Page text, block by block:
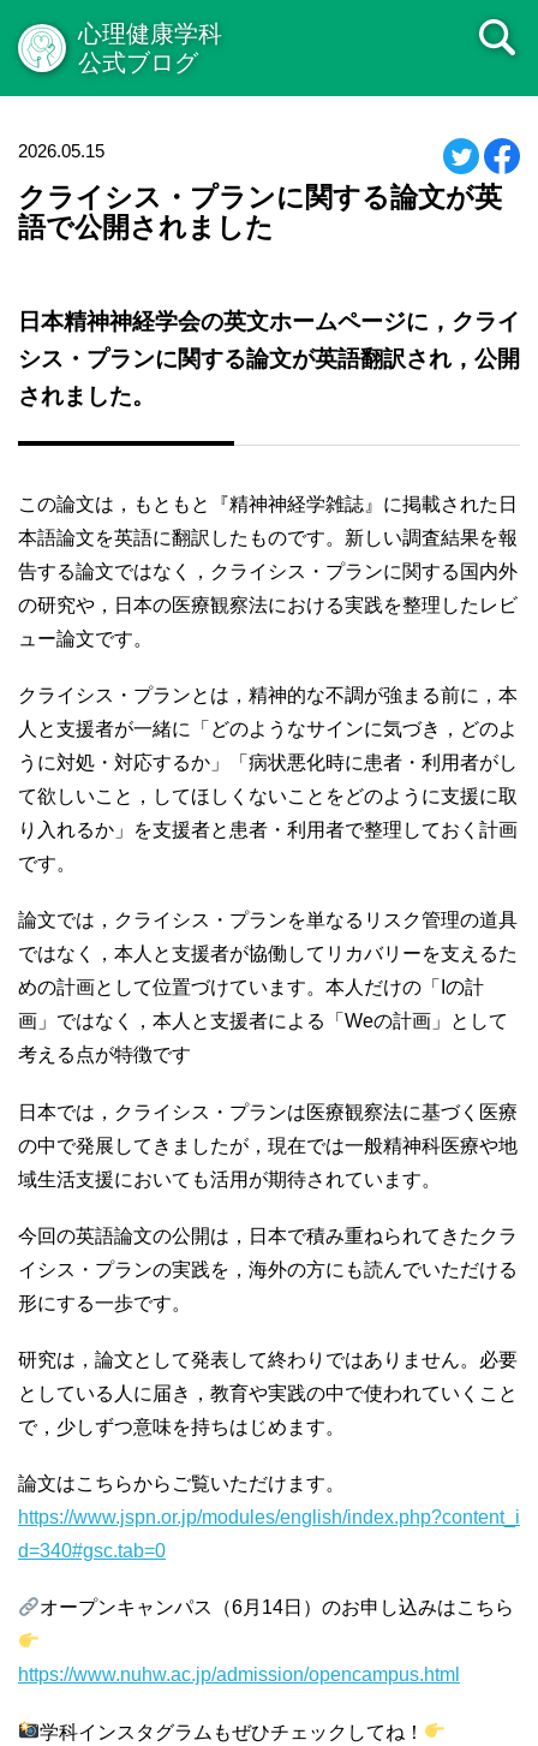
心理健康学科
公式ブログ
2026.05.15
クライシス・プランに関する論文が英
語で公開されました
日本精神神経学会の英文ホームページに，クライ
シス・プランに関する論文が英語翻訳され，公開
されました。
この論文は，もともと『精神神経学雑誌』に掲載された日
本語論文を英語に翻訳したものです。新しい調査結果を報
告する論文ではなく，クライシス・プランに関する国内外
の研究や，日本の医療観察法における実践を整理したレビ
ュー論文です。
クライシス・プランとは，精神的な不調が強まる前に，本
人と支援者が一緒に「どのようなサインに気づき，どのよ
うに対処・対応するか」「病状悪化時に患者・利用者がし
て欲しいこと，してほしくないことをどのように支援に取
り入れるか」を支援者と患者・利用者で整理しておく計画
です。
論文では，クライシス・プランを単なるリスク管理の道具
ではなく，本人と支援者が協働してリカバリーを支えるた
めの計画として位置づけています。本人だけの「Iの計
画」ではなく，本人と支援者による「Weの計画」として
考える点が特徴です
日本では，クライシス・プランは医療観察法に基づく医療
の中で発展してきましたが，現在では一般精神科医療や地
域生活支援においても活用が期待されています。
今回の英語論文の公開は，日本で積み重ねられてきたクラ
イシス・プランの実践を，海外の方にも読んでいただける
形にする一歩です。
研究は，論文として発表して終わりではありません。必要
としている人に届き，教育や実践の中で使われていくこと
で，少しずつ意味を持ちはじめます。
論文はこちらからご覧いただけます。
https://www.jspn.or.jp/modules/english/index.php?content_i
d=340#gsc.tab=0
オープンキャンパス（6月14日）のお申し込みはこちら
https://www.nuhw.ac.jp/admission/opencampus.html
学科インスタグラムもぜひチェックしてね！